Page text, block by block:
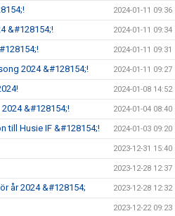
2024-01-11 09:36
&#128154;! 2024-01-11 09:34
2024-01-11 09:31
2024 &#128154;! 2024-01-11 09:27
2024-01-08 14:52
&#128154;! 2024-01-04 08:40
till Husie IF &#128154;! 2024-01-03 09:20
2023-12-31 15:40
2023-12-28 12:37
år 2024 &#128154; 2023-12-28 12:32
2023-12-22 09:23